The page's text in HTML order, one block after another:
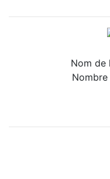
Nom de